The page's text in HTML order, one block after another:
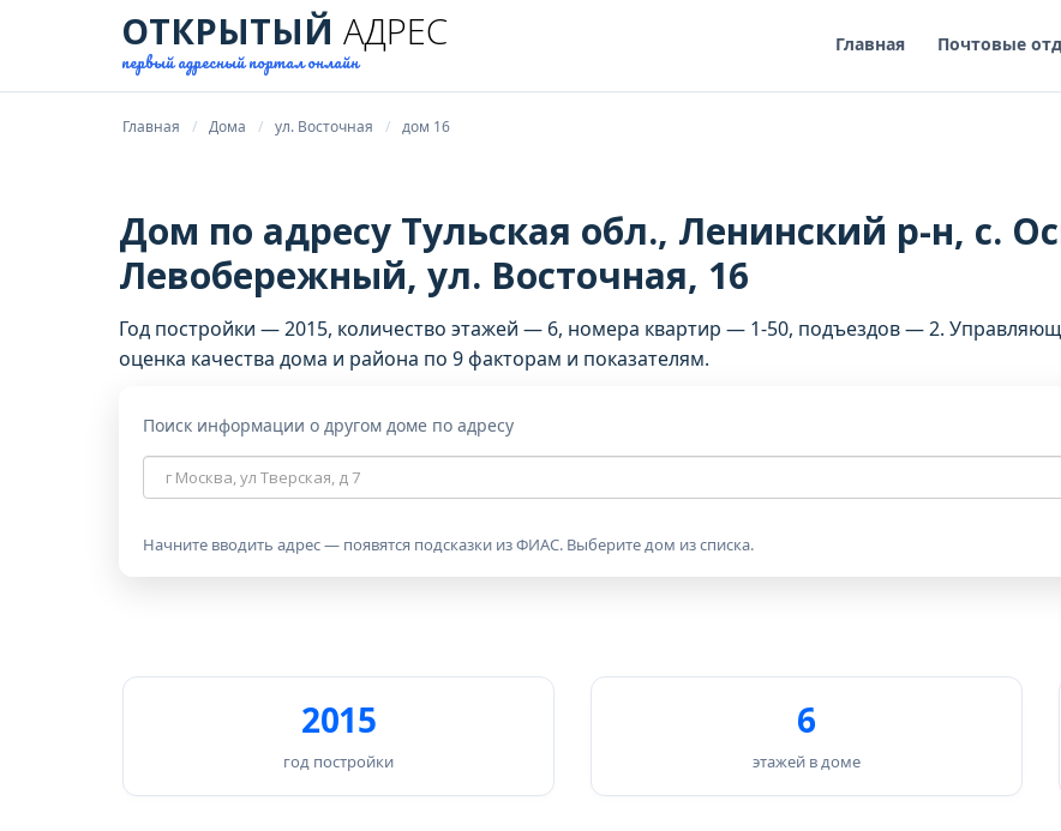
ОТКРЫТЫЙ АДРЕС
первый адресный портал онлайн
Главная Почтовые
Главная Дома ул. Восточная дом 16
Дом по адресу Тульская обл., Ленинский р-н, с.
Левобережный, ул. Восточная, 16
Год постройки — 2015, количество этажей — 6, номера квартир — 1-50, подъездов — 2.
оценка качества дома и района по 9 факторам и показателям.
Поиск информации о другом доме по адресу
Адрес
дома
Начните вводить адрес — появятся подсказки из ФИАС. Выберите дом из списка.
2015
год постройки
6
этажей в доме